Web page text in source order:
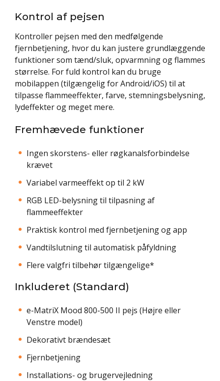
Kontrol af pejsen
Kontroller pejsen med den medfølgende
fjernbetjening, hvor du kan justere grundlæggende
funktioner som tænd/sluk, opvarmning og flammes
størrelse. For fuld kontrol kan du bruge
mobilappen (tilgængelig for Android/iOS) til at
tilpasse flammeeffekter, farve, stemningsbelysning,
lydeffekter og meget mere.
Fremhævede funktioner
Ingen skorstens- eller røgkanalsforbindelse
krævet
Variabel varmeeffekt op til 2 kW
RGB LED-belysning til tilpasning af
flammeeffekter
Praktisk kontrol med fjernbetjening og app
Vandtilslutning til automatisk påfyldning
Flere valgfri tilbehør tilgængelige*
Inkluderet (Standard)
e-MatriX Mood 800-500 II pejs (Højre eller
Venstre model)
Dekorativt brændesæt
Fjernbetjening
Installations- og brugervejledning